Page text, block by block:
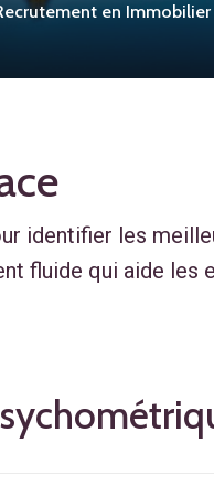
en Immobilier
identifier les
fluide qui aide les